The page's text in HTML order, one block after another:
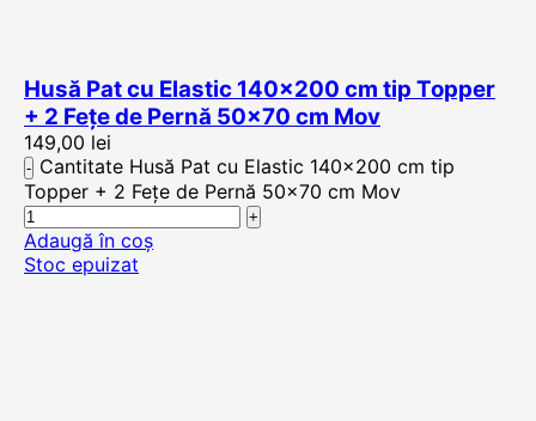
Husă Pat cu Elastic 140×200 cm tip Topper
+ 2 Fețe de Pernă 50×70 cm Mov
149,00 lei
Cantitate Husă Pat cu Elastic 140x200 cm tip
Topper + 2 Fețe de Pernă 50x70 cm Mov
Adaugă în coș
Stoc epuizat